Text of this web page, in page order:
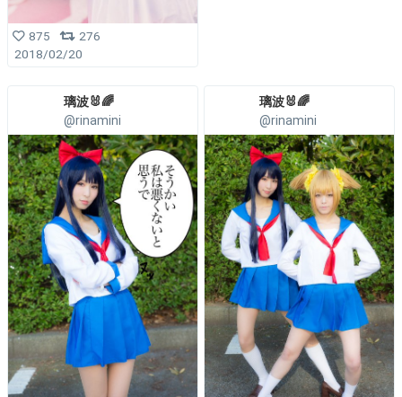
875
276
2018/02/20
璃波🐰🌈
@rinamini
璃波🐰🌈
@rinamini